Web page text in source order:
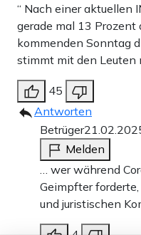
“ Nach einer aktuellen
gerade mal 13 Prozent
kommenden Sonntag
stimmt mit den Leuten
45
Antworten
Betrüger
Melden
… wer während
Geimpfter
und juristischen